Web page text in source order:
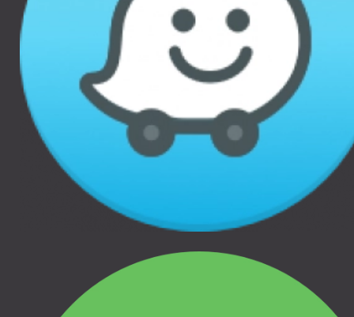
Kontakti
Corelem Group SIA
info@jumtabagaznieki.lv
Mob: +371 20611122
Veikala un Noliktavas adrese Pildas
iela 16b, Rīga, LV-1035